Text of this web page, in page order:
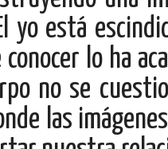
yo está
conocer lo ha
no se
las